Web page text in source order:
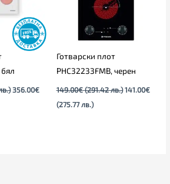
бял
356.00€
Готварски плот
PHC32233FMB, черен
149.00€ (291.42 лв.) 141.00€
(275.77 лв.)